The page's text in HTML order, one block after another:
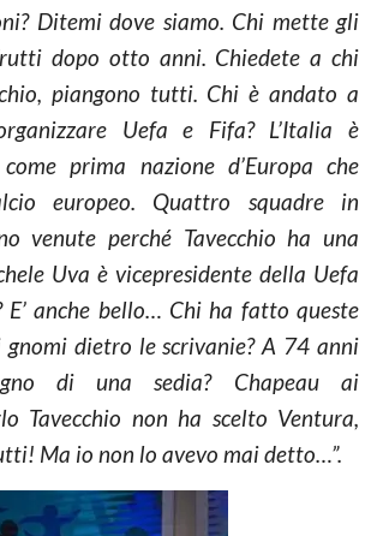
Ditemi dove siamo. Chi mette gli
dopo otto anni. Chiedete a chi
piangono tutti. Chi è andato a
Uefa e Fifa? L’Italia è
prima nazione d’Europa che
europeo. Quattro squadre in
venute perché Tavecchio ha una
Uva è vicepresidente della Uefa
E’ anche bello… Chi ha fatto queste
gnomi dietro le scrivanie? A 74 anni
di una sedia? Chapeau ai
Tavecchio non ha scelto Ventura,
Ma io non lo avevo mai detto…”.